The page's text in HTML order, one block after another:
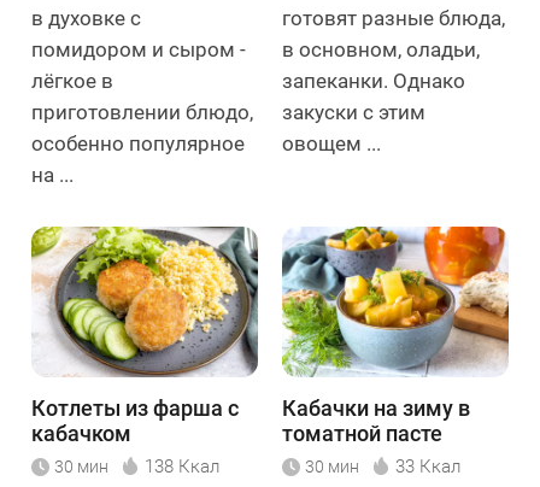
в духовке с
помидором и сыром -
лёгкое в
приготовлении блюдо,
особенно популярное
на ...
готовят разные блюда,
в основном, оладьи,
запеканки. Однако
закуски с этим
овощем ...
Котлеты из фарша с
кабачком
30 мин 138 Ккал
Кабачки на зиму в
томатной пасте
30 мин 33 Ккал